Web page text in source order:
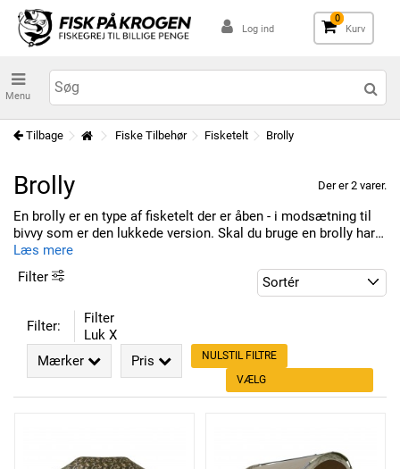
Log ind
0
Kurv
Menu
Tilbage Fiske Tilbehør Fisketelt Brolly
Brolly Der er 2 varer.
En brolly er en type af fisketelt der er åben - i modsætning til
bivvy som er den lukkede version. Skal du bruge en brolly har
vi fundet nogle lækre til vores kategori her, du kan få til en god
pris.
Læs mere
Filter
Filter:
Filter
Luk X
Mærker
Pris
NULSTIL FILTRE
VÆLG